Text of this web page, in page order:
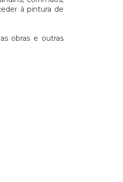
à pintura de
obras e outras